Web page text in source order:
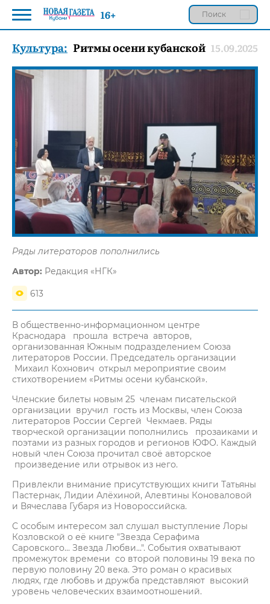
Культура: Ритмы осени кубанской 15.09.2025
Ряды литераторов пополнились
Автор: Редакция «НГК»
613
В общественно-информационном центре
Краснодара прошла встреча авторов,
организованная Южным подразделением Союза
литераторов России. Председатель организации
Михаил Кохнович открыл мероприятие своим
стихотворением «Ритмы осени кубанской».
Членские билеты новым 25 членам писательской
организации вручил гость из Москвы, член Союза
литераторов России Сергей Чекмаев. Ряды
творческой организации пополнились прозаиками и
поэтами из разных городов и регионов ЮФО. Каждый
новый член Союза прочитал своё авторское
произведение или отрывок из него.
Привлекли внимание присутствующих книги Татьяны
Пастернак, Лидии Алёхиной, Алевтины Коноваловой
и Вячеслава Губаря из Новороссийска.
С особым интересом зал слушал выступление Лоры
Козловской о её книге "Звезда Серафима
Саровского... Звезда Любви...". События охватывают
промежуток времени со второй половины 19 века по
первую половину 20 века. Это роман о красивых
людях, где любовь и дружба представляют высокий
уровень человеческих взаимоотношений.
16+